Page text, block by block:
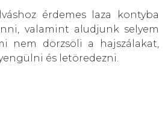
érdemes laza kontyba
valamint aludjunk selyem
nem dörzsöli a hajszálakat,
és letöredezni.